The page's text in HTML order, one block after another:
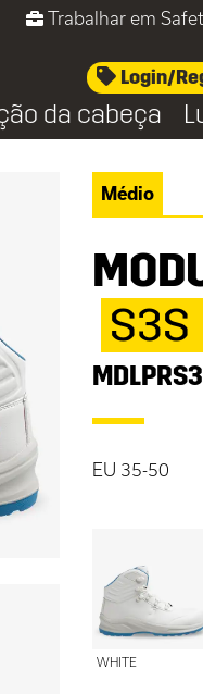
Trabalhar em
Login/
da cabeça
Médio
S3S
EU 35-50
WHITE